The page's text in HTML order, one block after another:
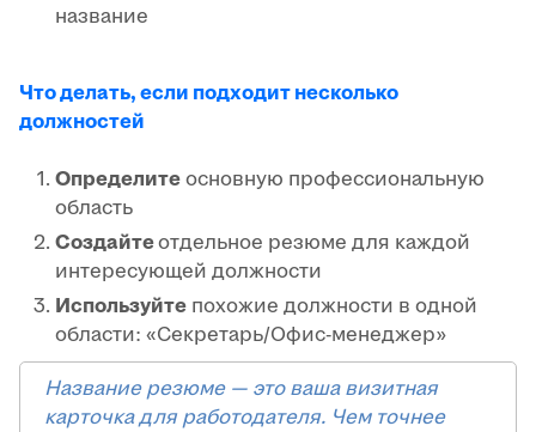
название
Что делать, если подходит несколько
должностей
Определите основную профессиональную
область
Создайтеотдельное резюме для каждой
интересующей должности
Используйте похожие должности в одной
области: «Секретарь/Офис-менеджер»
Название резюме — это ваша визитная
карточка для работодателя. Чем точнее